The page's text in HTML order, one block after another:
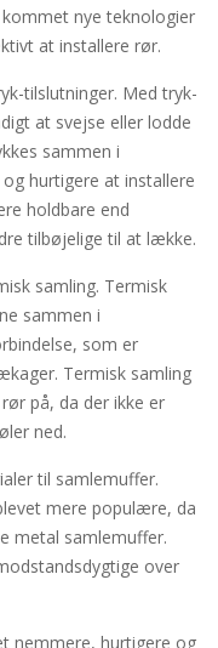
nye teknologier
at installere rør.
tilslutninger. Med tryk-
at svejse eller lodde
sammen i
hurtigere at installere
holdbare end
tilbøjelige til at lække.
samling. Termisk
sammen i
som er
Termisk samling
på, da der ikke er
ned.
til samlemuffer.
mere populære, da
metal samlemuffer.
over
nemmere, hurtigere og